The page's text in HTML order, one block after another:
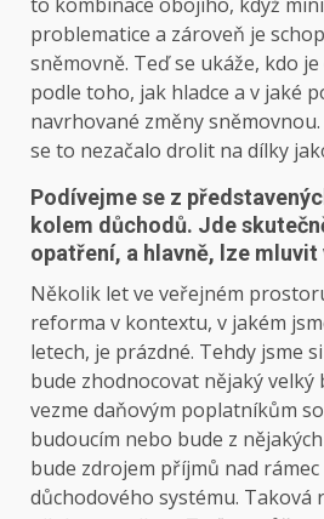
problematice a zároveň je
sněmovně. Teď se ukáže, kdo
podle toho, jak hladce a v jaké
navrhované změny
se to nezačalo drolit na dílky
Podívejme se z
kolem důchodů. Jde
opatření, a hlavně, lze
Několik let ve veřejném
reforma v kontextu, v jakém
letech, je prázdné. Tehdy jsme
bude zhodnocovat nějaký velký
vezme daňovým poplatníkům
budoucím nebo bude z
bude zdrojem příjmů nad
důchodového systému.